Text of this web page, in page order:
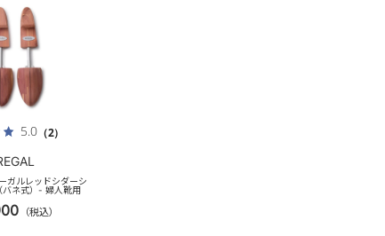
5.0（2）
ガルレッドシダーシ
バネ式）- 婦人靴用
（税込）